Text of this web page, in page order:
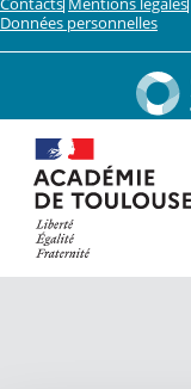
Données personnelles